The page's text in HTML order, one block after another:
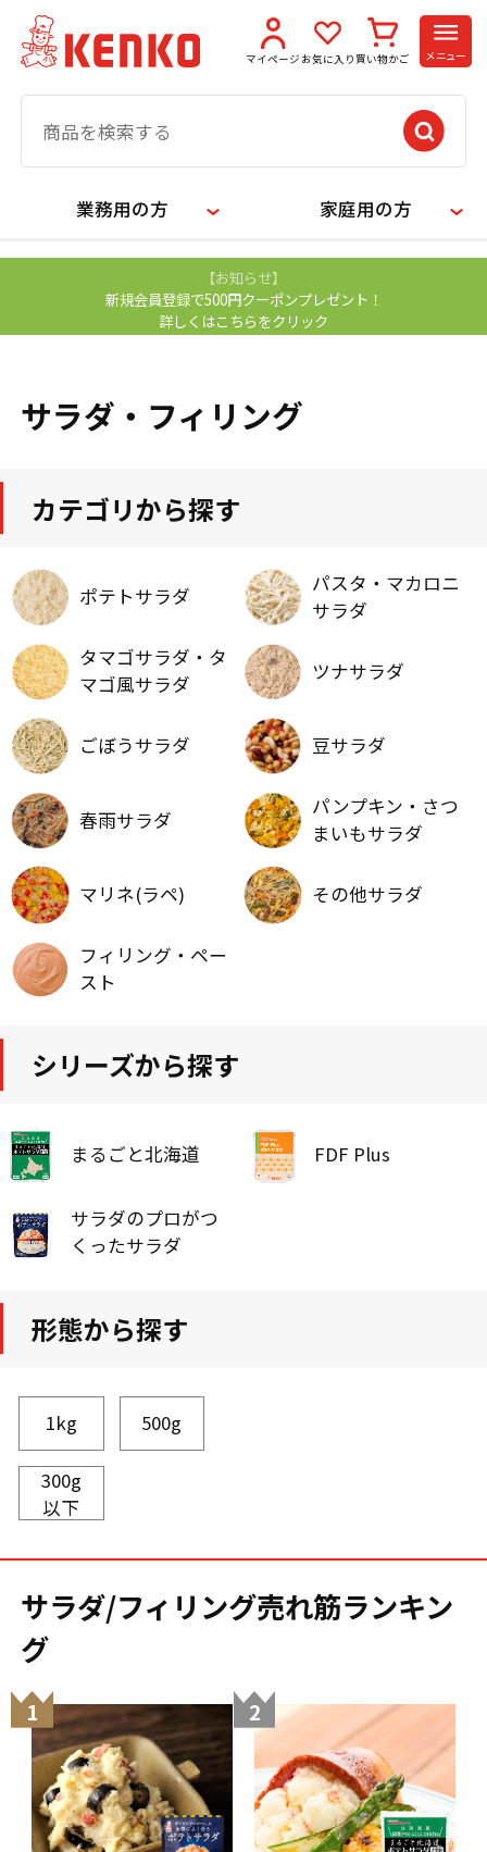
マイページ お気に入り 買い物かご メニュー
業務用の方 家庭用の方
【お知らせ】
新規会員登録で500円クーポンプレゼント！
詳しくはこちらをクリック
サラダ・フィリング
カテゴリから探す
ポテトサラダ
パスタ・マカロニ
サラダ
タマゴサラダ・タ
マゴ風サラダ
ツナサラダ
ごぼうサラダ 豆サラダ
春雨サラダ
パンプキン・さつ
まいもサラダ
マリネ(ラペ) その他サラダ
フィリング・ペー
スト
シリーズから探す
まるごと北海道 FDF Plus
サラダのプロがつ
くったサラダ
形態から探す
1kg 500g
300g
以下
サラダ/フィリング売れ筋ランキン
グ
1 2